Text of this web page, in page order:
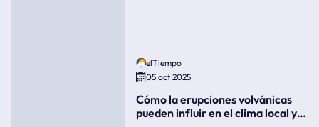
elTiempo
05 oct 2025
Cómo la erupciones volvánicas
pueden influir en el clima local y